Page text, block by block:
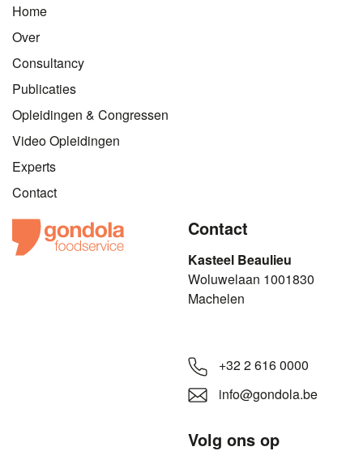
Home
Over
Consultancy
Publicaties
Opleidingen & Congressen
Video Opleidingen
Experts
Contact
Contact
Kasteel Beaulieu
​​​Woluwelaan 1001830
Machelen
+32 2 616 0000
info@gondola.be
Volg ons op